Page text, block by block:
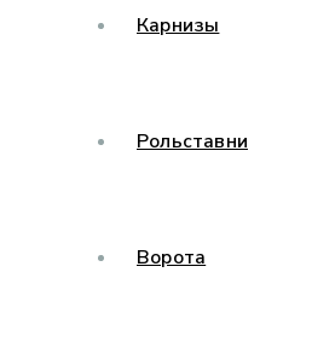
Карнизы
Рольставни
Ворота